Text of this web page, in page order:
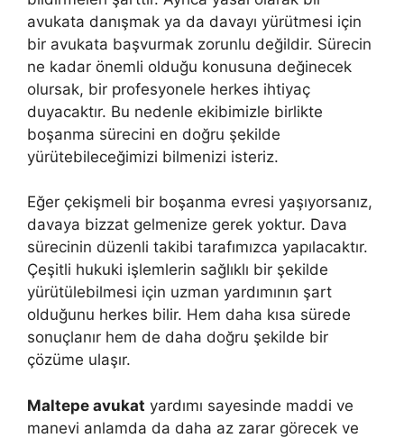
avukata danışmak ya da davayı yürütmesi için
bir avukata başvurmak zorunlu değildir. Sürecin
ne kadar önemli olduğu konusuna değinecek
olursak, bir profesyonele herkes ihtiyaç
duyacaktır. Bu nedenle ekibimizle birlikte
boşanma sürecini en doğru şekilde
yürütebileceğimizi bilmenizi isteriz.
Eğer çekişmeli bir boşanma evresi yaşıyorsanız,
davaya bizzat gelmenize gerek yoktur. Dava
sürecinin düzenli takibi tarafımızca yapılacaktır.
Çeşitli hukuki işlemlerin sağlıklı bir şekilde
yürütülebilmesi için uzman yardımının şart
olduğunu herkes bilir. Hem daha kısa sürede
sonuçlanır hem de daha doğru şekilde bir
çözüme ulaşır.
Maltepe avukat yardımı sayesinde maddi ve
manevi anlamda da daha az zarar görecek ve